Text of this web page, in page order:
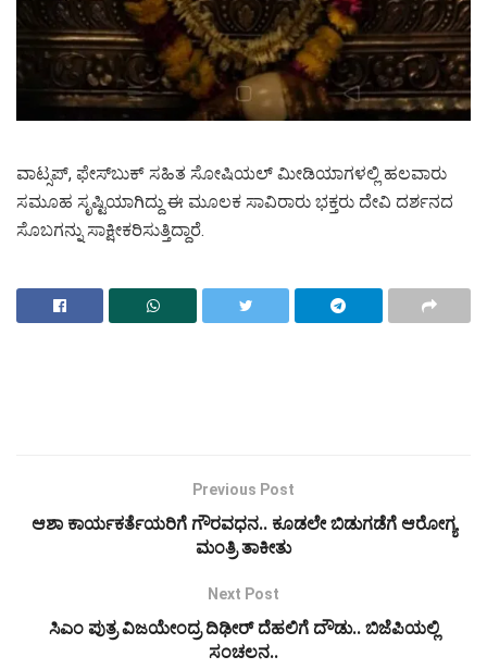
ವಾಟ್ಸಪ್, ಫೇಸ್‌ಬುಕ್ ಸಹಿತ ಸೋಷಿಯಲ್ ಮೀಡಿಯಾಗಳಲ್ಲಿ ಹಲವಾರು
ಸಮೂಹ ಸೃಷ್ಟಿಯಾಗಿದ್ದು ಈ ಮೂಲಕ ಸಾವಿರಾರು ಭಕ್ತರು ದೇವಿ ದರ್ಶನದ
ಸೊಬಗನ್ನು ಸಾಕ್ಷೀಕರಿಸುತ್ತಿದ್ದಾರೆ.
Previous Post
ಆಶಾ ಕಾರ್ಯಕರ್ತೆಯರಿಗೆ ಗೌರವಧನ.. ಕೂಡಲೇ ಬಿಡುಗಡೆಗೆ ಆರೋಗ್ಯ
ಮಂತ್ರಿ ತಾಕೀತು
Next Post
ಸಿಎಂ ಪುತ್ರ ವಿಜಯೇಂದ್ರ ದಿಢೀರ್ ದೆಹಲಿಗೆ ದೌಡು.. ಬಿಜೆಪಿಯಲ್ಲಿ
ಸಂಚಲನ..